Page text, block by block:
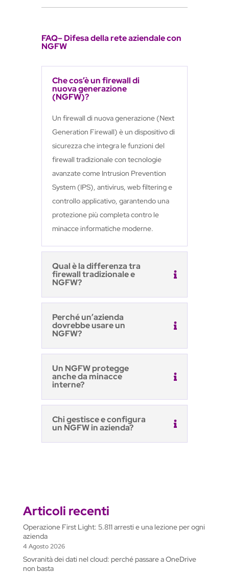
FAQ– Difesa della rete aziendale con
NGFW
Che cos’è un firewall di
nuova generazione
(NGFW)?
Un firewall di nuova generazione (Next
Generation Firewall) è un dispositivo di
sicurezza che integra le funzioni del
firewall tradizionale con tecnologie
avanzate come Intrusion Prevention
System (IPS), antivirus, web filtering e
controllo applicativo, garantendo una
protezione più completa contro le
minacce informatiche moderne.
Qual è la differenza tra
firewall tradizionale e
NGFW?
Perché un’azienda
dovrebbe usare un
NGFW?
Un NGFW protegge
anche da minacce
interne?
Chi gestisce e configura
un NGFW in azienda?
Articoli recenti
Operazione First Light: 5.811 arresti e una lezione per ogni
azienda
4 Agosto 2026
Sovranità dei dati nel cloud: perché passare a OneDrive
non basta